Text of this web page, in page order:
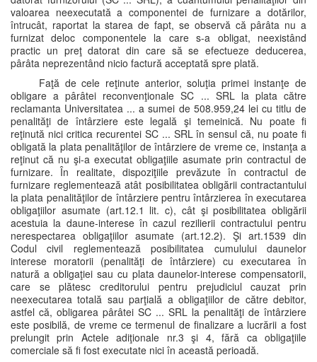
valoarea neexecutată a componentei de furnizare a dotărilor,
întrucât, raportat la starea de fapt, se observă că pârâta nu a
furnizat deloc componentele la care s-a obligat, neexistând
practic un preţ datorat din care să se efectueze deducerea,
pârâta neprezentând nicio factură acceptată spre plată.
Faţă de cele reţinute anterior, soluţia primei instanţe de
obligare a pârâtei reconvenţionale SC ... SRL la plata către
reclamanta Universitatea ... a sumei de 508.959,24 lei cu titlu de
penalităţi de întârziere este legală şi temeinică. Nu poate fi
reţinută nici critica recurentei SC ... SRL în sensul că, nu poate fi
obligată la plata penalităţilor de întârziere de vreme ce, instanţa a
reţinut că nu şi-a executat obligaţiile asumate prin contractul de
furnizare. În realitate, dispoziţiile prevăzute în contractul de
furnizare reglementează atât posibilitatea obligării contractantului
la plata penalităţilor de întârziere pentru întârzierea în executarea
obligaţiilor asumate (art.12.1 lit. c), cât şi posibilitatea obligării
acestuia la daune-interese în cazul rezilierii contractului pentru
nerespectarea obligaţiilor asumate (art.12.2). Şi art.1539 din
Codul civil reglementează posibilitatea cumulului daunelor
interese moratorii (penalităţi de întârziere) cu executarea în
natură a obligaţiei sau cu plata daunelor-interese compensatorii,
care se plătesc creditorului pentru prejudiciul cauzat prin
neexecutarea totală sau parţială a obligaţiilor de către debitor,
astfel că, obligarea pârâtei SC ... SRL la penalităţi de întârziere
este posibilă, de vreme ce termenul de finalizare a lucrării a fost
prelungit prin Actele adiţionale nr.3 şi 4, fără ca obligaţiile
comerciale să fi fost executate nici în această perioadă.